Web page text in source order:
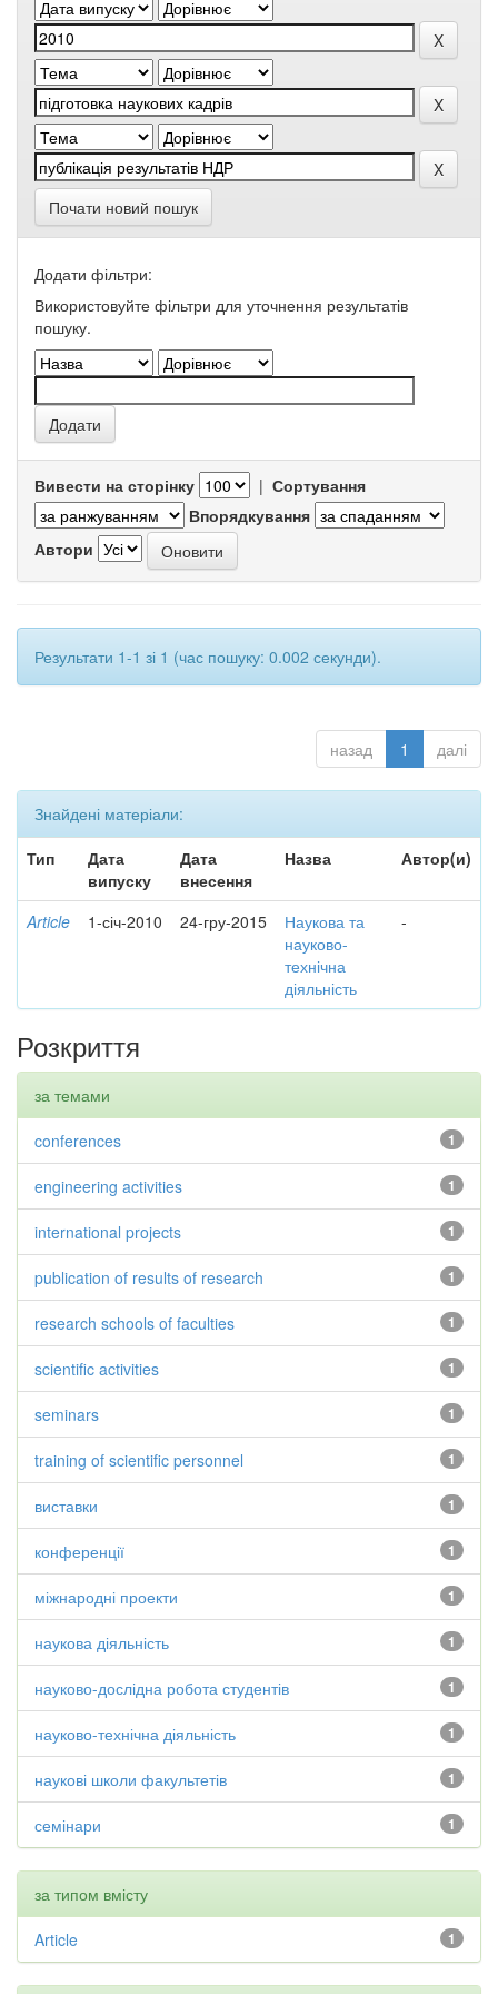
Почати новий пошук
Додати фільтри:
Використовуйте фільтри для уточнення результатів
пошуку.
Вивести на сторінку | Сортування
Впорядкування
Автори
Результати 1-1 зі 1 (час пошуку: 0.002 секунди).
назад 1 далі
Знайдені матеріали:
Тип
Дата
випуску
Дата
внесення
Назва Автор(и)
Article 1-січ-2010 24-гру-2015
Наукова та
науково-
технічна
діяльність
-
Розкриття
за темами
1
conferences
1
engineering activities
1
international projects
1
publication of results of research
1
research schools of faculties
1
scientific activities
1
seminars
1
training of scientific personnel
1
виставки
1
конференції
1
міжнародні проекти
1
наукова діяльність
1
науково-дослідна робота студентів
1
науково-технічна діяльність
1
наукові школи факультетів
1
семінари
за типом вмісту
1
Article